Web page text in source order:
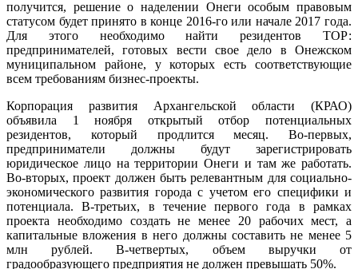
получится, решение о наделении Онеги особым правовым
статусом будет принято в конце 2016-го или начале 2017 года.
Для этого необходимо найти резидентов ТОР:
предпринимателей, готовых вести свое дело в Онежском
муниципальном районе, у которых есть соответствующие
всем требованиям бизнес-проекты.
Корпорация развития Архангельской области (КРАО)
объявила 1 ноября открытый отбор потенциальных
резидентов, который продлится месяц. Во-первых,
предприниматели должны будут зарегистрировать
юридическое лицо на территории Онеги и там же работать.
Во-вторых, проект должен быть релевантным для социально-
экономического развития города с учетом его специфики и
потенциала. В-третьих, в течение первого года в рамках
проекта необходимо создать не менее 20 рабочих мест, а
капитальные вложения в него должны составить не менее 5
млн рублей. В-четвертых, объем выручки от
градообразующего предприятия не должен превышать 50%.